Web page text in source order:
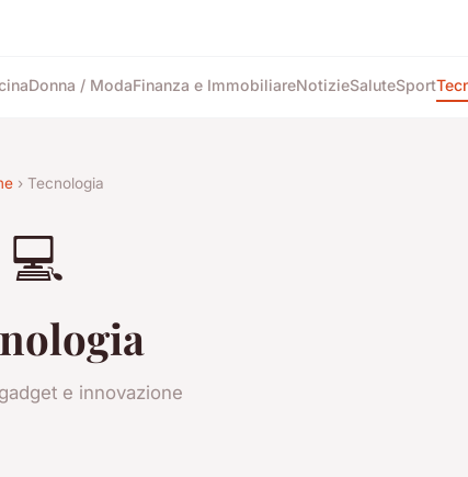
Donna / ModaFinanza e ImmobiliareNotizieSaluteSport
› Tecnologia
💻
e innovazione